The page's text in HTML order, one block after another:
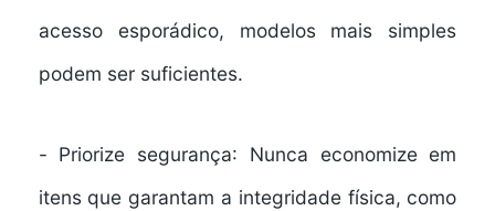
acesso esporádico, modelos mais simples
podem ser suficientes.
- Priorize segurança: Nunca economize em
itens que garantam a integridade física, como